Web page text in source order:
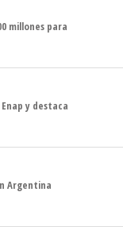
millones para
y destaca
Argentina